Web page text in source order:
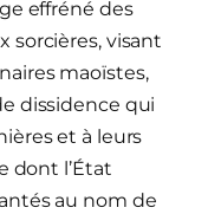
effréné des
sorcières, visant
maoïstes,
dissidence qui
et à leurs
dont l’État
au nom de